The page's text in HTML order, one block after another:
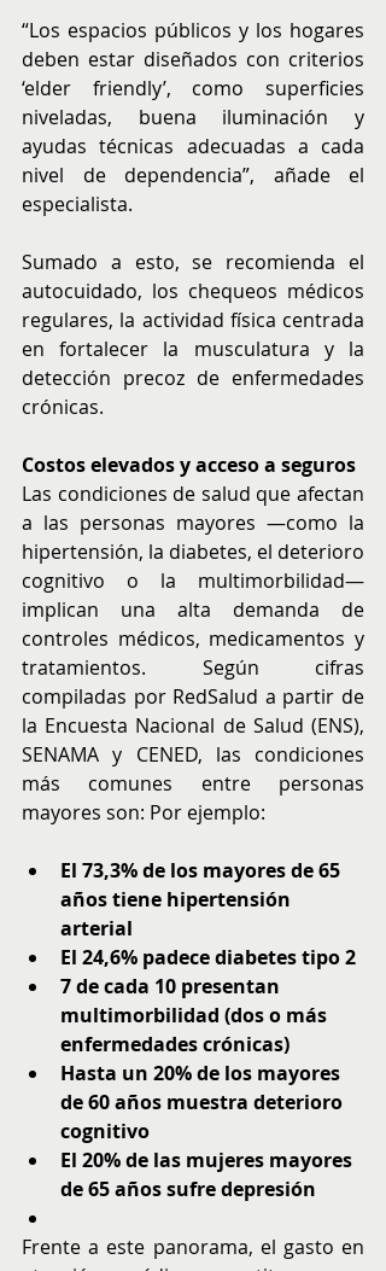
“Los espacios públicos y los hogares
deben estar diseñados con criterios
‘elder friendly’, como superficies
niveladas, buena iluminación y
ayudas técnicas adecuadas a cada
nivel de dependencia”, añade el
especialista.
Sumado a esto, se recomienda el
autocuidado, los chequeos médicos
regulares, la actividad física centrada
en fortalecer la musculatura y la
detección precoz de enfermedades
crónicas.
Costos elevados y acceso a seguros
Las condiciones de salud que afectan
a las personas mayores —como la
hipertensión, la diabetes, el deterioro
cognitivo o la multimorbilidad—
implican una alta demanda de
controles médicos, medicamentos y
tratamientos. Según cifras
compiladas por RedSalud a partir de
la Encuesta Nacional de Salud (ENS),
SENAMA y CENED, las condiciones
más comunes entre personas
mayores son: Por ejemplo:
El 73,3% de los mayores de 65
años tiene hipertensión
arterial
El 24,6% padece diabetes tipo 2
7 de cada 10 presentan
multimorbilidad (dos o más
enfermedades crónicas)
Hasta un 20% de los mayores
de 60 años muestra deterioro
cognitivo
El 20% de las mujeres mayores
de 65 años sufre depresión
Frente a este panorama, el gasto en